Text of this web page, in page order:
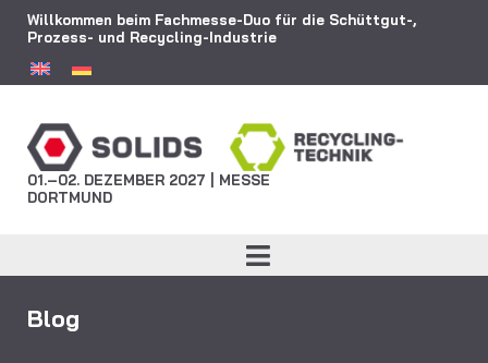
Willkommen beim Fachmesse-Duo für die Schüttgut-,
Prozess- und Recycling-Industrie
01.–02. DEZEMBER 2027 | MESSE
DORTMUND
Blog